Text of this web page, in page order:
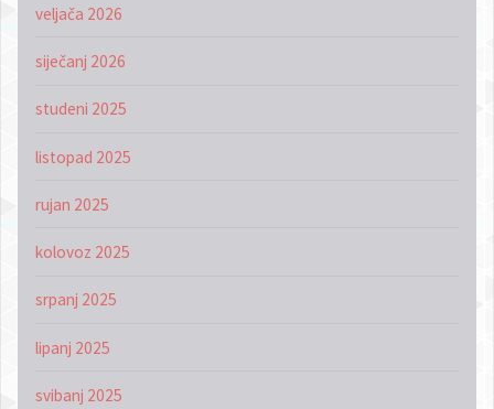
veljača 2026
siječanj 2026
studeni 2025
listopad 2025
rujan 2025
kolovoz 2025
srpanj 2025
lipanj 2025
svibanj 2025